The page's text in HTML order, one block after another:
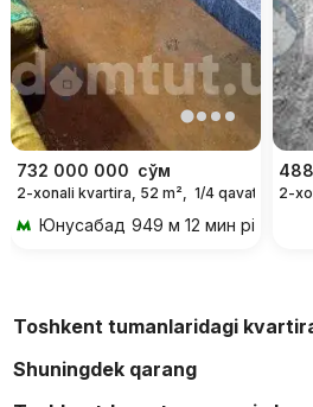
732 000 000 сўм
2-xonali kvartira, 52 m², 1/4 qavat
Юнусабад 949 м 12 мин piyoda
2-
Toshkent tumanlaridagi
Shuningdek qarang